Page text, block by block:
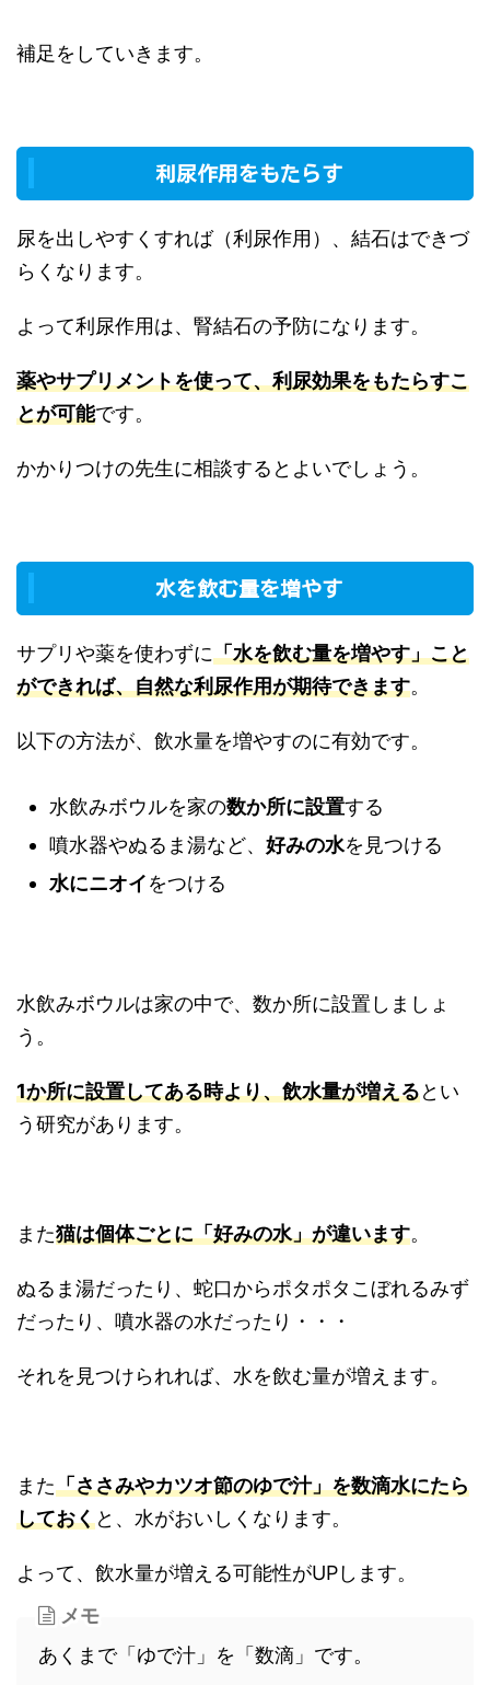
補足をしていきます。
利尿作用をもたらす
尿を出しやすくすれば（利尿作用）、結石はできづ
らくなります。
よって利尿作用は、腎結石の予防になります。
薬やサプリメントを使って、利尿効果をもたらすこ
とが可能です。
かかりつけの先生に相談するとよいでしょう。
水を飲む量を増やす
サプリや薬を使わずに「水を飲む量を増やす」こと
ができれば、自然な利尿作用が期待できます。
以下の方法が、飲水量を増やすのに有効です。
水飲みボウルを家の数か所に設置する
噴水器やぬるま湯など、 好みの水を見つける
水にニオイをつける
水飲みボウルは家の中で、数か所に設置しましょ
う。
1か所に設置してある時より、飲水量が増えるとい
う研究があります。
また猫は個体ごとに「好みの水」が違います。
ぬるま湯だったり、蛇口からポタポタこぼれるみず
だったり、噴水器の水だったり・・・
それを見つけられれば、水を飲む量が増えます。
また「ささみやカツオ節のゆで汁」を数滴水にたら
しておくと、水がおいしくなります。
よって、飲水量が増える可能性がUPします。
メモ
あくまで「ゆで汁」を「数滴」です。